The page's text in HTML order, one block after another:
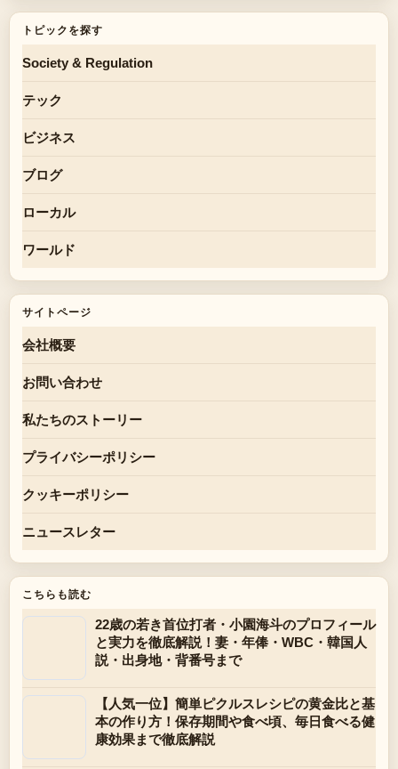
トピックを探す
Society & Regulation
テック
ビジネス
ブログ
ローカル
ワールド
サイトページ
会社概要
お問い合わせ
私たちのストーリー
プライバシーポリシー
クッキーポリシー
ニュースレター
こちらも読む
22歳の若き首位打者・小園海斗のプロフィール
と実力を徹底解説！妻・年俸・WBC・韓国人
説・出身地・背番号まで
【人気一位】簡単ピクルスレシピの黄金比と基
本の作り方！保存期間や食べ頃、毎日食べる健
康効果まで徹底解説